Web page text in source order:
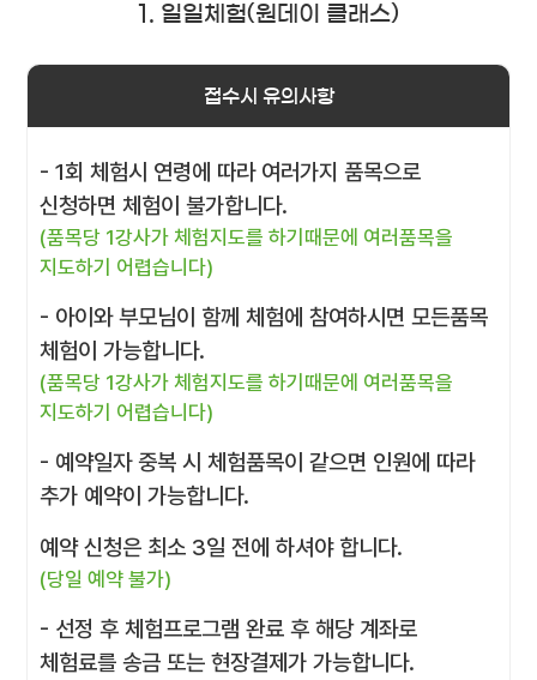
1. 일일체험(원데이 클래스)
접수시 유의사항
- 1회 체험시 연령에 따라 여러가지 품목으로
신청하면 체험이 불가합니다.
(품목당 1강사가 체험지도를 하기때문에 여러품목을
지도하기 어렵습니다)
- 아이와 부모님이 함께 체험에 참여하시면 모든품목
체험이 가능합니다.
(품목당 1강사가 체험지도를 하기때문에 여러품목을
지도하기 어렵습니다)
- 예약일자 중복 시 체험품목이 같으면 인원에 따라
추가 예약이 가능합니다.
예약 신청은 최소 3일 전에 하셔야 합니다.
(당일 예약 불가)
- 선정 후 체험프로그램 완료 후 해당 계좌로
체험료를 송금 또는 현장결제가 가능합니다.